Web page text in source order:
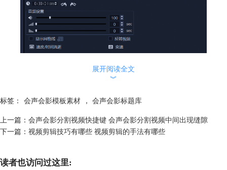
然后，如图4所示，在“语音转文字”功能红指定源语言。会声会影提供中
展开阅读全文
︾
标签： 会声会影模板素材 ， 会声会影标题库
上一篇： 会声会影分割视频快捷键 会声会影分割视频中间出现缝隙
下一篇： 视频剪辑技巧有哪些 视频剪辑的手法有哪些
读者也访问过这里: